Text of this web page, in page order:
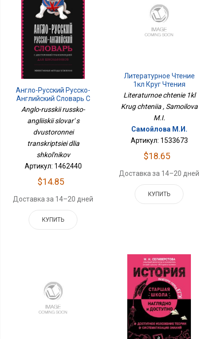
Англо-Русский Русско-
Английский Словарь С
Двусторонней
Транскрипцией Для
Школьников
Anglo-russkii russko-
angliiskii slovar' s
dvustoronnei
transkriptsiei dlia
shkol'nikov
Артикул: 1462440
$14.85
Доставка за 14–20 дней
КУПИТЬ
Литературное Чтение
1кл Круг Чтения
Literaturnoe chtenie 1kl
Krug chteniia , Samoilova
M.I.
Самойлова М.И.
Артикул: 1533673
$18.65
Доставка за 14–20 дней
КУПИТЬ